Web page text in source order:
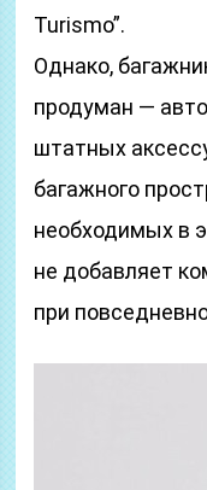
Turismo”.
Однако,
продуман —
штатных
багажного
необходимых в
не добавляет
при